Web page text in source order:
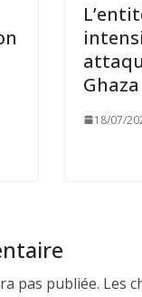
Ghaza
18/07/
pas publiée. Les